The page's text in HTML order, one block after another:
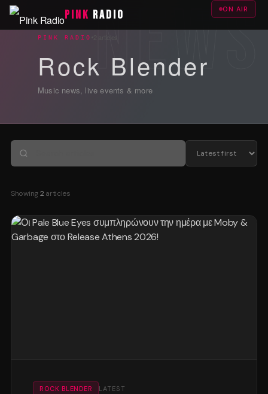
PINK RADIO ON AIR
PINK RADIO
Rock Blender
Music news, live events & more
Showing 2 articles
ROCK BLENDER LATEST